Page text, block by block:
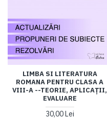
LIMBA SI LITERATURA
ROMANA PENTRU CLASA A
VIII-A --TEORIE, APLICAŢII,
EVALUARE
30,00 Lei